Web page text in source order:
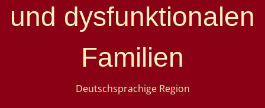
und dysfunktionalen
Familien
Deutschsprachige Region